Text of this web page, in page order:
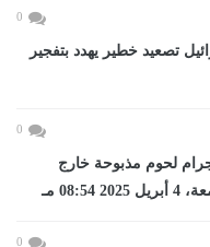
0
تصعيد خطير يهدد بتفجير
0
ضبط ١٨٥ كيلو جرام لحوم مذبوحة خارج
مـ
0